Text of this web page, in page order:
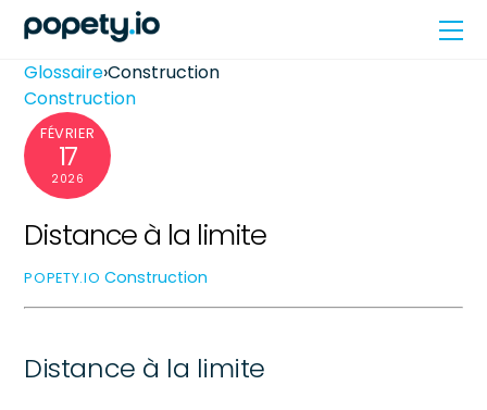
Skip
content
Glossaire›Construction
Construction
FÉVRIER
17
2026
Distance à la limite
POPETY.IO Construction
Distance à la limite